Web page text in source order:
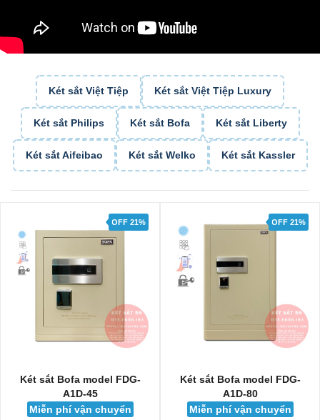
Két sắt Việt Tiệp Két sắt Việt Tiệp Luxury
Két sắt Philips Két sắt Bofa Két sắt Liberty
Két sắt Aifeibao Két sắt Welko Két sắt Kassler
OFF 21%
Két sắt Bofa model FDG-
A1D-80
Miễn phí vận chuyển
OFF 29%
Két sắt Liberty LB58-S9-
PRO-G
Miễn phí vận chuyển